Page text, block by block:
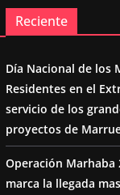
Reciente
Día Nacional de los
Residentes en el
servicio de los
proyectos de
Operación Marhaba
marca la llegada